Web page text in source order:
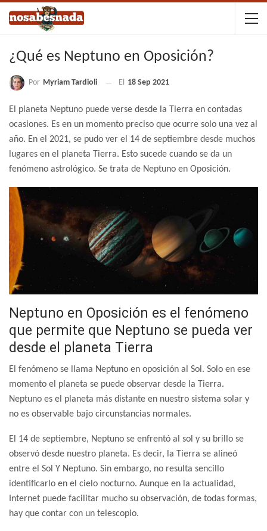
¿Qué es Neptuno en Oposición?
Por Myriam Tardioli El 18 Sep 2021
El planeta Neptuno puede verse desde la Tierra en contadas
ocasiones. Es en un momento preciso que ocurre solo una vez al
año. En el 2021, se pudo ver el 14 de septiembre desde muchos
lugares en el planeta Tierra. Esto sucede cuando se da un
fenómeno astrológico. Se trata de Neptuno en Oposición.
Neptuno en Oposición es el fenómeno
que permite que Neptuno se pueda ver
desde el planeta Tierra
El fenómeno se llama Neptuno en oposición al Sol. Solo en ese
momento el planeta se puede observar desde la Tierra.
Neptuno es el planeta más distante en nuestro sistema solar y
no es observable bajo circunstancias normales.
El 14 de septiembre, Neptuno se enfrentó al sol y su brillo se
observó desde nuestro planeta. Es decir, la Tierra se alineó
entre el Sol Y Neptuno. Sin embargo, no resulta sencillo
identificarlo en el cielo nocturno. Aunque en la actualidad,
Internet puede facilitar mucho su observación, de todas formas,
hay que contar con un telescopio.